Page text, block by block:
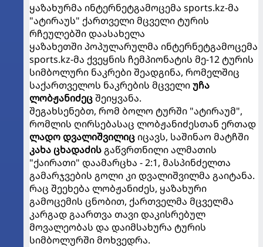
ყაზახურმა ინტერნეტგამოცემა sports.kz-მა
"ატირაუს" ქართველი მცველი ტურის
რჩეულებში დაასახელა
ყაზახეთში პოპულარულმა ინტერნეტგამოცემა
sports.kz-მა ქვეყნის ჩემპიონატის მე-12 ტურის
სიმბოლური ნაკრები შეადგინა, რომელშიც
საქართველოს ნაკრების მცველიუჩა
ლობჟანიძეცშეიყვანა.
შეგახსენებთ, რომ ბოლო ტურში "ატირაუმ",
რომლის ღირსებასაც ლობჟანიძესთან ერთად
ლადო დვალიშვილიციცავს, საშინაო მატჩში
კახა ცხადაძისგაწვრთნილი ალმათის
"ქაირათი" დაამარცხა - 2:1, მასპინძელთა
გამარჯვების გოლი კი დვალიშვილმა გაიტანა.
რაც შეეხება ლობჟანიძეს, ყაზახური
გამოცემის ცნობით, ქართველმა მცველმა
კარგად გაართვა თავი დაკისრებულ
მოვალეობას და დაიმსახურა ტურის
სიმბოლურში მოხვედრა.